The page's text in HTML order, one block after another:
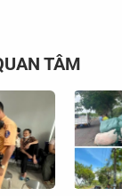
TÂM